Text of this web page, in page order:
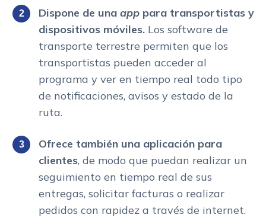
Dispone de una app para transportistas y
dispositivos móviles. Los software de
transporte terrestre permiten que los
transportistas pueden acceder al
programa y ver en tiempo real todo tipo
de notificaciones, avisos y estado de la
ruta.
Ofrece también una aplicación para
clientes, de modo que puedan realizar un
seguimiento en tiempo real de sus
entregas, solicitar facturas o realizar
pedidos con rapidez a través de internet.